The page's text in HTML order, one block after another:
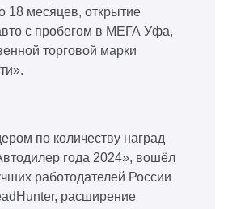
18 месяцев, открытие
с пробегом в МЕГА Уфа,
торговой марки
по количеству наград
года 2024», вошёл
работодателей России
расширение